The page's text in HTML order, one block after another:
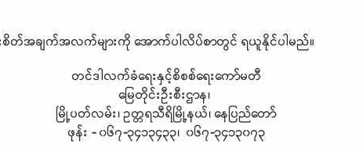
စိတ်အချက်အလက်များကို အောက်ပါလိပ်စာတွင် ရယူနိုင်ပါမည်။
တင်ဒါလက်ခံရေးနှင့်စိစစ်ရေးကော်မတီ
မြေတိုင်းဦးစီးဌာန၊
မြို့ပတ်လမ်း၊ ဥတ္တရသီရိမြို့နယ်၊ နေပြည်တော်
ဖုန်း -၀၆၇-၃၄၁၃၄၃၃၊ ၀၆၇-၃၄၁၃၀၇၃